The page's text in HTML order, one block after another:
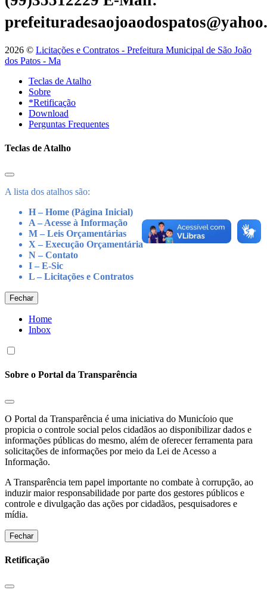
2026 © Licitações e Contratos - Prefeitura Municipal de São João
dos Patos - Ma
Teclas de Atalho
Sobre
*Retificação
Download
Perguntas Frequentes
Teclas de Atalho
A lista dos atalhos são:
H – Home (Página Inicial)
A – Acesse à Informação
M – Leis Orçamentárias
X – Execução Orçamentária
N – Contato
I – E-Sic
L – Licitações e Contratos
Fechar
Home
Inbox
Sobre o Portal da Transparência
O Portal da Transparência é uma iniciativa do Municíoio que
propicia o controle social pelos cidadãos ao disponibilizar dados e
informações públicas do mesmo, além de oferecer ferramenta para
solicitações de informações por meio da Lei de Acesso a
Informação.
A Transparência tem papel importante no combate à corrupção, ao
induzir maior responsabilidade por parte dos gestores públicos e
controle e divulgação das ações por cidadãos, pesquisadores e
mídia.
Fechar
Retificação